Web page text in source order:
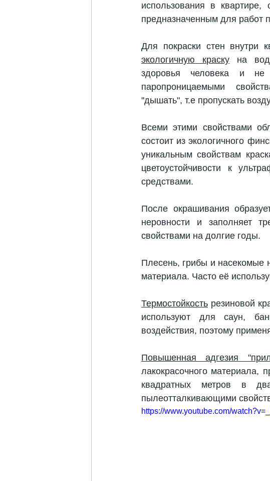
использования в
предназначенным для работ
экологичную краску на
здоровья человека и
паропроницаемыми
"дышать", т.е пропускать
Всеми этими свойствами
состоит из экологичного
уникальным свойствам
цветоустойчивости к
средствами.
После окрашивания
неровности и заполняет
свойствами на долгие годы.
Плесень, грибы и насекомые
материала. Часто её
Термостойкость резиновой
используют для саун,
воздействия, поэтому
Повышенная адгезия
лакокрасочного материала,
квадратных метров в
пылеотталкивающими
https://www.youtube.com/